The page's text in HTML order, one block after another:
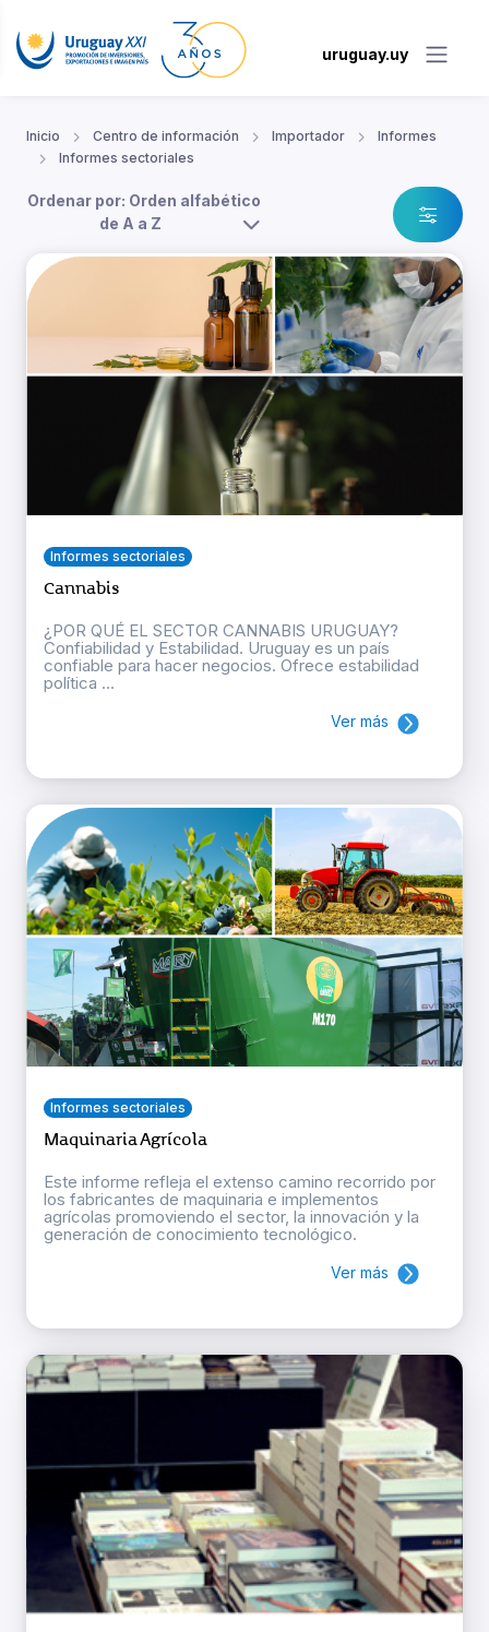
uruguay.uy
Inicio Centro de información Importador
Informes
Informes sectoriales
Ordenar por: Orden alfabético
de A a Z
Informes sectoriales
Cannabis
¿POR QUÉ EL SECTOR CANNABIS URUGUAY?
Confiabilidad y Estabilidad. Uruguay es un país
confiable para hacer negocios. Ofrece estabilidad
política ...
Ver más
Informes sectoriales
Maquinaria Agrícola
Este informe refleja el extenso camino recorrido por
los fabricantes de maquinaria e implementos
agrícolas promoviendo el sector, la innovación y la
generación de conocimiento tecnológico.
Ver más